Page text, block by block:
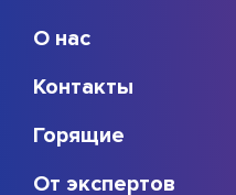
О нас
Контакты
Горящие
От экспертов